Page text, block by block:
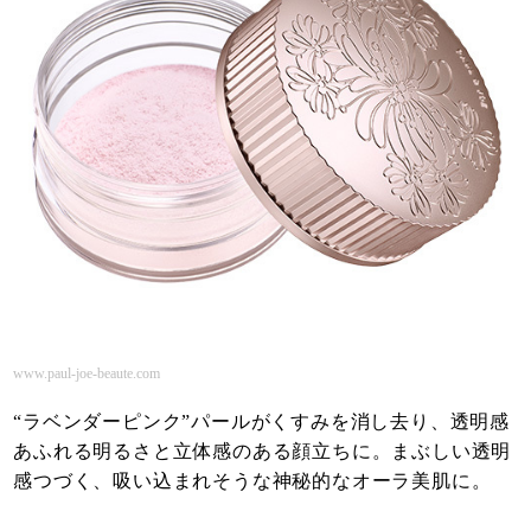
www.paul-joe-beaute.com
“ラベンダーピンク”パールがくすみを消し去り、透明感
あふれる明るさと立体感のある顔立ちに。まぶしい透明
感つづく、吸い込まれそうな神秘的なオーラ美肌に。